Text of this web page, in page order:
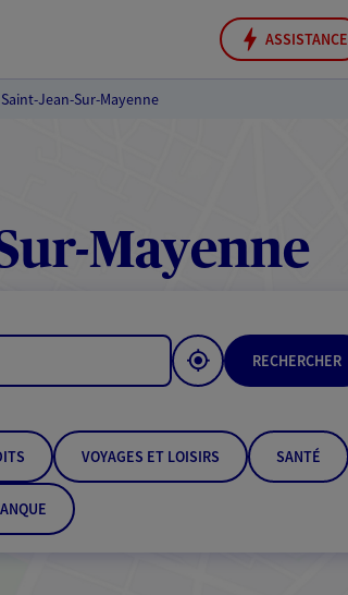
ASSISTANCE
Jean-Sur-Mayenne
Mayenne
RECHERCHER
VOYAGES ET LOISIRS SANTÉ